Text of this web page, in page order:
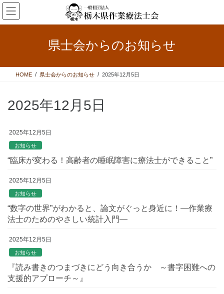
コ
ン
テ
ス
ナ
ビ
ゲ
ン
県士会からのお知らせ
HOME 県士会からのお知らせ 2025年12月5日
2025年12月5日
2025年12月5日
お知らせ
“臨床が変わる！高齢者の睡眠障害に療法士ができること”
2025年12月5日
お知らせ
“数字の世界”がわかると、論文がぐっと身近に！―作業療
法士のためのやさしい統計入門―
2025年12月5日
お知らせ
『読み書きのつまづきにどう向き合うか ～書字困難への
支援的アプローチ～』